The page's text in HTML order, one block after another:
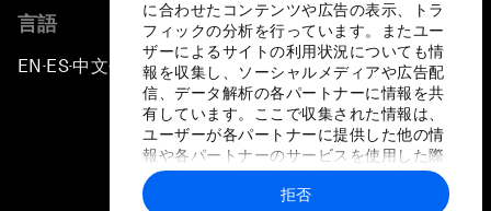
に合わせたコンテンツや広告の表示、トラ
フィックの分析を行っています。またユー
ザーによるサイトの利用状況についても情
報を収集し、ソーシャルメディアや広告配
信、データ解析の各パートナーに情報を共
有しています。ここで収集された情報は、
ユーザーが各パートナーに提供した他の情
報や各パートナーのサービスを使用した際
に収集された情報と組み合わされ、各パー
トナーによって使用されることがありま
拒否
言語
EN ▪ ES▪中文▪ 日本語